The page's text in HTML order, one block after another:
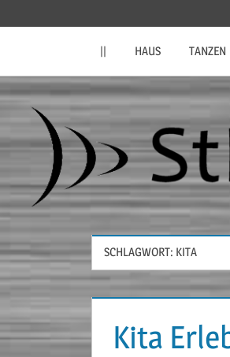
StFeder.de
|| HAUS TANZEN
SCHLAGWORT: KITA
Kita